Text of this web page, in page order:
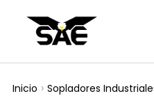
Inicio Sopladores